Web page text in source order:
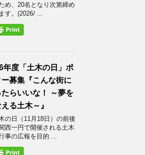
め、20名となり次第締め
す。(2026/ ...
年度「土木の日」ポ
ー募集『こんな街に
らいいな！ ～夢を
る土木～』
の日（11月18日）の前後
西一円で開催される土木
事の広報を目的 ...